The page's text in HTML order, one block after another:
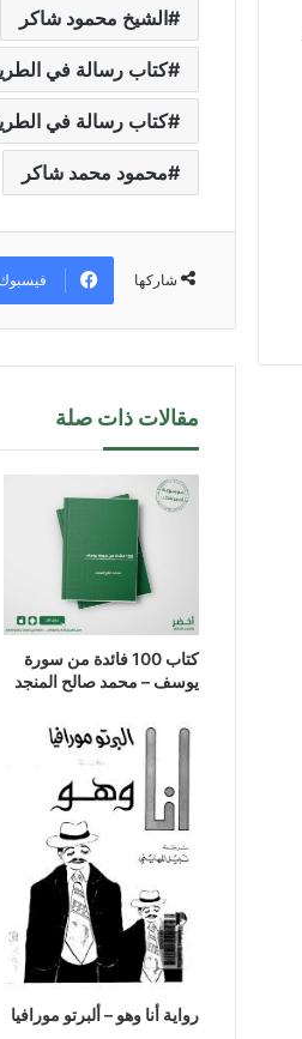
الشيخ محمود شاكر
كتاب رسالة في
كتاب رسالة في
محمود محمد شاكر
شاركها فيسبوك
مقالات ذات صلة
كتاب 100 فائدة من سورة
يوسف – محمد صالح المنجد
رواية أنا وهو – ألبرتو مورافيا